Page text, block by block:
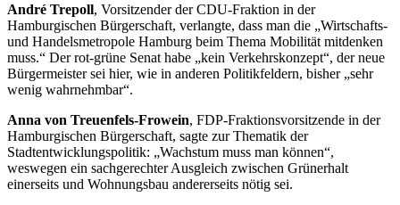
André Trepoll, Vorsitzender der CDU-Fraktion in der
Hamburgischen Bürgerschaft, verlangte, dass man die „Wirtschafts-
und Handelsmetropole Hamburg beim Thema Mobilität mitdenken
muss.“ Der rot-grüne Senat habe „kein Verkehrskonzept“, der neue
Bürgermeister sei hier, wie in anderen Politikfeldern, bisher „sehr
wenig wahrnehmbar“.
Anna von Treuenfels-Frowein, FDP-Fraktionsvorsitzende in der
Hamburgischen Bürgerschaft, sagte zur Thematik der
Stadtentwicklungspolitik: „Wachstum muss man können“,
weswegen ein sachgerechter Ausgleich zwischen Grünerhalt
einerseits und Wohnungsbau andererseits nötig sei.